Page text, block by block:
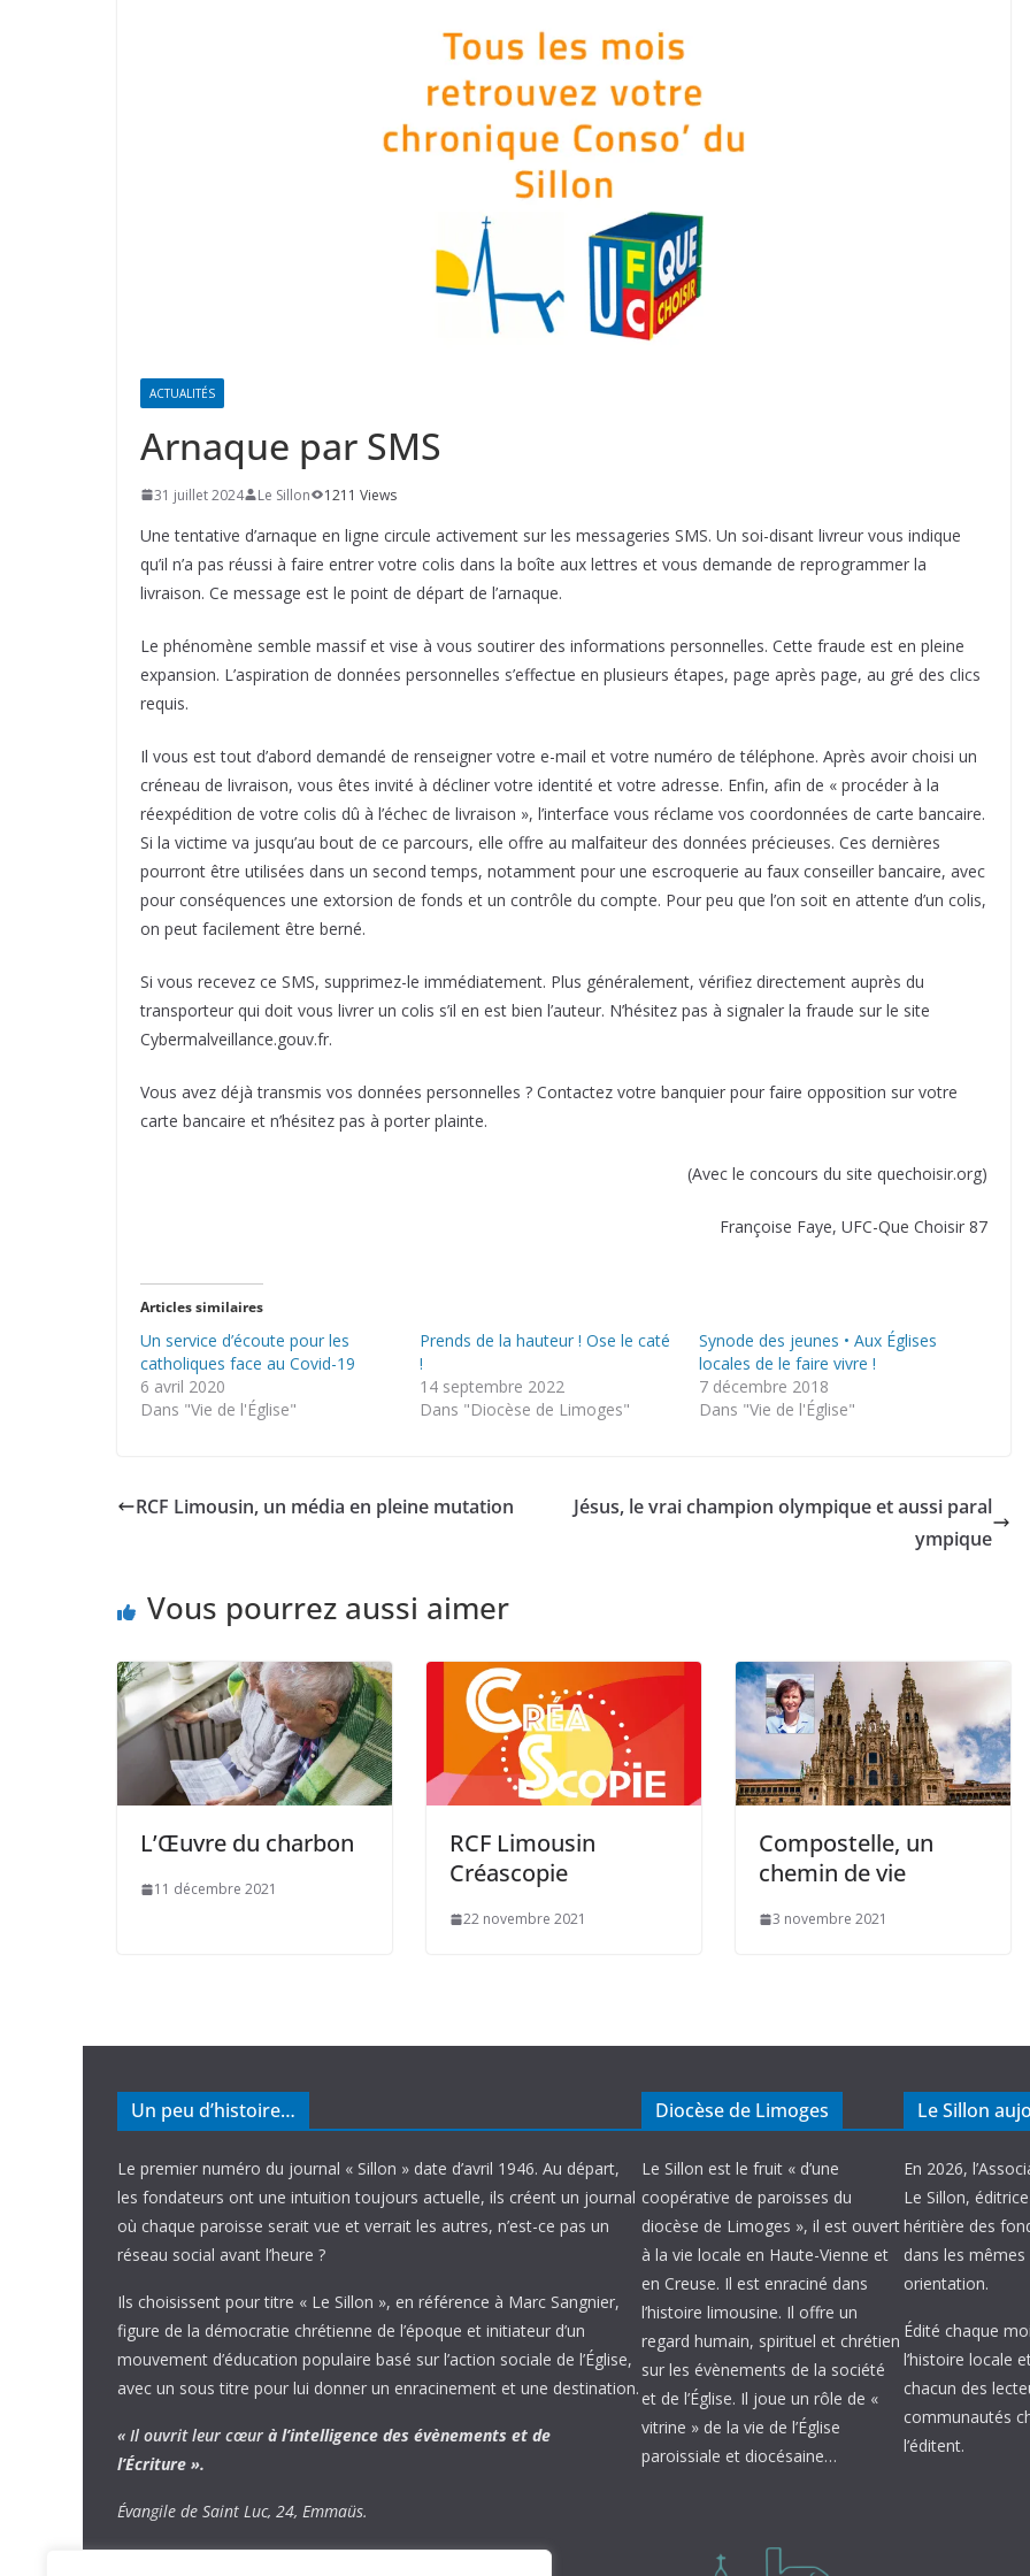
ACTUALITÉS
Arnaque par SMS
31 juillet 2024 Le Sillon 1211 Views
Une tentative d’arnaque en ligne circule activement sur les messageries SMS. Un soi-disant livreur vous indique
qu’il n’a pas réussi à faire entrer votre colis dans la boîte aux lettres et vous demande de reprogrammer la
livraison. Ce message est le point de départ de l’arnaque.
Le phénomène semble massif et vise à vous soutirer des informations personnelles. Cette fraude est en pleine
expansion. L’aspiration de données personnelles s’effectue en plusieurs étapes, page après page, au gré des clics
requis.
Il vous est tout d’abord demandé de renseigner votre e-mail et votre numéro de téléphone. Après avoir choisi un
créneau de livraison, vous êtes invité à décliner votre identité et votre adresse. Enfin, afin de « procéder à la
réexpédition de votre colis dû à l’échec de livraison », l’interface vous réclame vos coordonnées de carte bancaire.
Si la victime va jusqu’au bout de ce parcours, elle offre au malfaiteur des données précieuses. Ces dernières
pourront être utilisées dans un second temps, notamment pour une escroquerie au faux conseiller bancaire, avec
pour conséquences une extorsion de fonds et un contrôle du compte. Pour peu que l’on soit en attente d’un colis,
on peut facilement être berné.
Si vous recevez ce SMS, supprimez-le immédiatement. Plus généralement, vérifiez directement auprès du
transporteur qui doit vous livrer un colis s’il en est bien l’auteur. N’hésitez pas à signaler la fraude sur le site
Cybermalveillance.gouv.fr.
Vous avez déjà transmis vos données personnelles ? Contactez votre banquier pour faire opposition sur votre
carte bancaire et n’hésitez pas à porter plainte.
(Avec le concours du site quechoisir.org)
Françoise Faye, UFC-Que Choisir 87
Articles similaires
Un service d’écoute pour les
catholiques face au Covid-19
6 avril 2020
Dans "Vie de l'Église"
Prends de la hauteur ! Ose le caté
!
14 septembre 2022
Dans "Diocèse de Limoges"
Synode des jeunes • Aux Églises
locales de le faire vivre !
7 décembre 2018
Dans "Vie de l'Église"
RCF Limousin, un média en pleine mutation
Jésus, le vrai champion olympique et aussi paral
ympique
Vous pourrez aussi aimer
L’Œuvre du charbon
11 décembre 2021
RCF Limousin
Créascopie
22 novembre 2021
Compostelle, un
chemin de vie
3 novembre 2021
Un peu d’histoire…
Le premier numéro du journal « Sillon » date d’avril 1946. Au départ,
les fondateurs ont une intuition toujours actuelle, ils créent un journal
où chaque paroisse serait vue et verrait les autres, n’est-ce pas un
réseau social avant l’heure ?
Ils choisissent pour titre « Le Sillon », en référence à Marc Sangnier,
figure de la démocratie chrétienne de l’époque et initiateur d’un
mouvement d’éducation populaire basé sur l’action sociale de l’Église,
avec un sous titre pour lui donner un enracinement et une destination.
« Il ouvrit leur cœur à l’intelligence des évènements et de
l’Écriture ».
Évangile de Saint Luc, 24, Emmaüs.
Diocèse de Limoges
Le Sillon est le fruit « d’une
coopérative de paroisses du
diocèse de Limoges », il est ouvert
à la vie locale en Haute-Vienne et
en Creuse. Il est enraciné dans
l’histoire limousine. Il offre un
regard humain, spirituel et chrétien
sur les évènements de la société
et de l’Église. Il joue un rôle de «
vitrine » de la vie de l’Église
paroissiale et diocésaine…
Le Sillon
En 2026,
Le Sillon,
héritière des
dans les
orientation.
Édité chaque
l’histoire locale
chacun des
communautés
l’éditent.